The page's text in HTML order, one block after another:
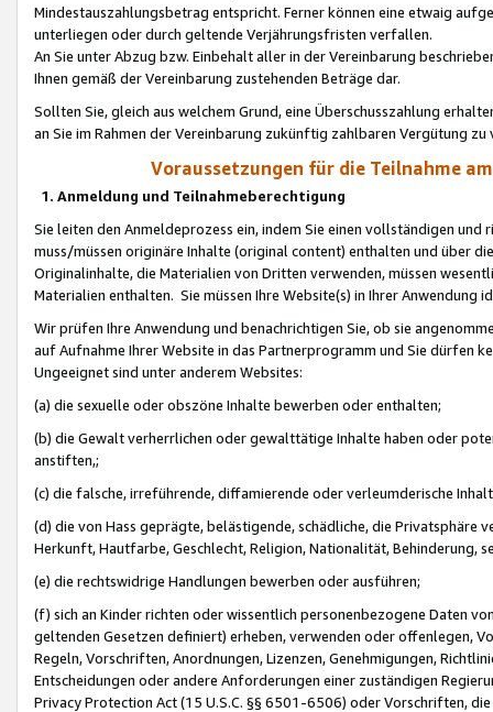
Mindestauszahlungsbetrag entspricht. Ferner können eine etwaig
unterliegen oder durch geltende Verjährungsfristen verfallen.
An Sie unter Abzug bzw. Einbehalt aller in der Vereinbarung
Ihnen gemäß der Vereinbarung zustehenden Beträge dar.
Sollten Sie, gleich aus welchem Grund, eine Überschusszahlung
an Sie im Rahmen der Vereinbarung zukünftig zahlbaren Vergütung zu
Voraussetzungen für die Teilnahme
1. Anmeldung und Teilnahmeberechtigung
Sie leiten den Anmeldeprozess ein, indem Sie einen vollständigen
muss/müssen originäre Inhalte (original content) enthalten und über
Originalinhalte, die Materialien von Dritten verwenden, müssen
Materialien enthalten. Sie müssen Ihre Website(s) in Ihrer Anwendung
Wir prüfen Ihre Anwendung und benachrichtigen Sie, ob sie
auf Aufnahme Ihrer Website in das Partnerprogramm und Sie dürfen
Ungeeignet sind unter anderem Websites:
(a) die sexuelle oder obszöne Inhalte bewerben oder enthalten;
(b) die Gewalt verherrlichen oder gewalttätige Inhalte haben oder
anstiften,;
(c) die falsche, irreführende, diffamierende oder verleumderische
(d) die von Hass geprägte, belästigende, schädliche, die Privatsphäre
Herkunft, Hautfarbe, Geschlecht, Religion, Nationalität, Behinderung,
(e) die rechtswidrige Handlungen bewerben oder ausführen;
(f) sich an Kinder richten oder wissentlich personenbezogene Daten
geltenden Gesetzen definiert) erheben, verwenden oder offenlegen,
Regeln, Vorschriften, Anordnungen, Lizenzen, Genehmigungen,
Entscheidungen oder andere Anforderungen einer zuständigen
Privacy Protection Act (15 U.S.C. §§ 6501-6506) oder Vorschriften,